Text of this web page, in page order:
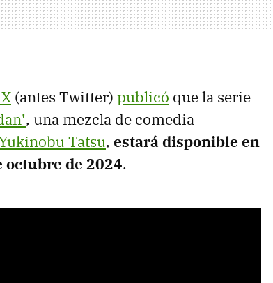
(antes Twitter) publicó que la serie
', una mezcla de comedia
Tatsu, estará disponible en
de 2024.